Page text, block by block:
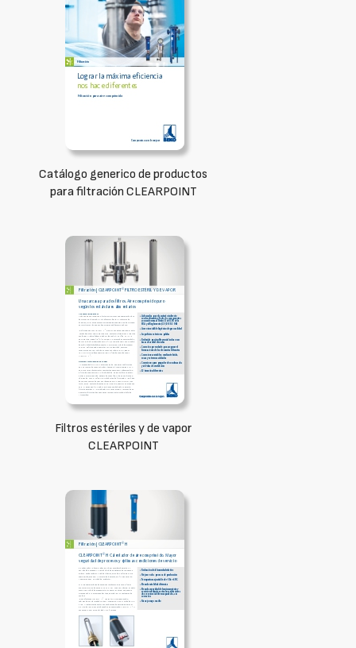
Catálogo generico de productos
para filtración CLEARPOINT
Filtros estériles y de vapor
CLEARPOINT